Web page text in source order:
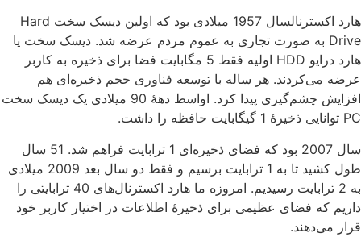
هارد اکسترنالسال 1957 میلادی بود که اولین دیسک سخت Hard
Drive به صورت تجاری به عموم مردم عرضه شد. دیسک سخت یا
هارد درایو HDD اولیه فقط 5 مگابایت فضا برای ذخیره به کاربر
عرضه می‌کردند. هر ساله با توسعه فناوری حجم ذخیره‌ای هم
افزایش چشم‌گیری پیدا کرد. اواسط دهۀ 90 میلادی یک دیسک سخت
PC توانایی ذخیرۀ 1 گیگابایت حافظه را داشت.
سال 2007 بود که فضای ذخیره‌ای 1 ترابایت فراهم شد. 51 سال
طول کشید تا به 1 ترابایت برسیم و فقط دو سال بعد 2009 میلادی
به 2 ترابایت رسیدیم. امروزه ما هارد اکسترنال‌های 40 ترابایتی را
داریم که فضای عظیمی برای ذخیرۀ اطلاعات در اختیار کاربر خود
قرار می‌دهند.